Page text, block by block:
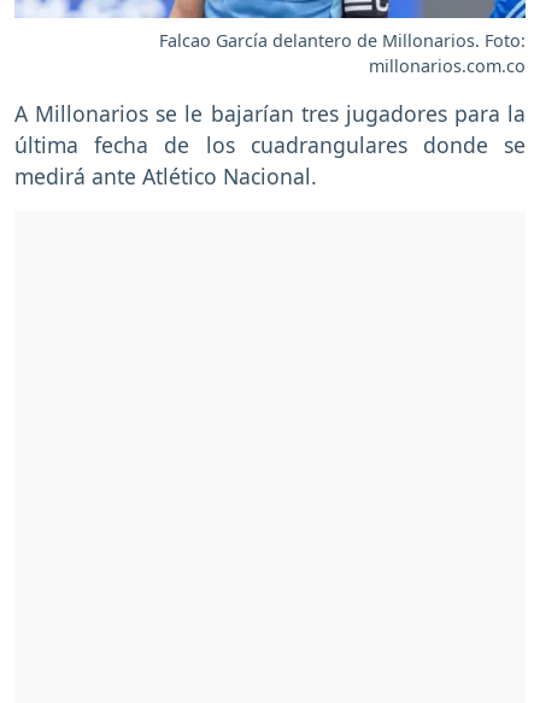
Falcao García delantero de Millonarios. Foto:
millonarios.com.co
A Millonarios se le bajarían tres jugadores para la
última fecha de los cuadrangulares donde se
medirá ante Atlético Nacional.